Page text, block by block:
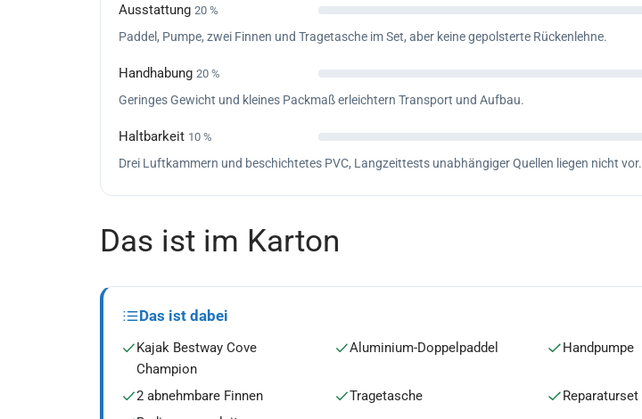
Ausstattung 20 %
Paddel, Pumpe, zwei Finnen und Tragetasche im Set, aber keine gepolsterte Rückenlehne.
Handhabung 20 %
Geringes Gewicht und kleines Packmaß erleichtern Transport und Aufbau.
Haltbarkeit 10 %
Drei Luftkammern und beschichtetes PVC, Langzeittests unabhängiger Quellen liegen nicht vor.
Das ist im Karton
Das ist dabei
Kajak Bestway Cove
Champion
Aluminium-Doppelpaddel Handpumpe
2 abnehmbare Finnen Tragetasche
Reparaturset